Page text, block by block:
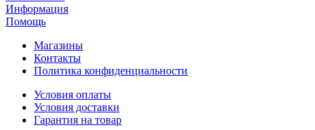
Информация
Помощь
Магазины
Контакты
Политика конфиденциальности
Условия оплаты
Условия доставки
Гарантия на товар